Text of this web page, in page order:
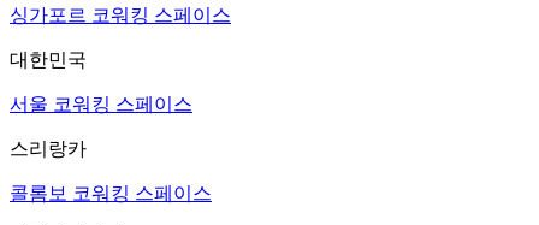
싱가포르 코워킹 스페이스
대한민국
서울 코워킹 스페이스
스리랑카
콜롬보 코워킹 스페이스